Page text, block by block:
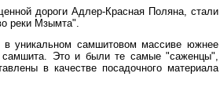
дороги Адлер-Красная Поляна, стали
реки Мзымта".
в уникальном самшитовом массиве южнее
самшита. Это и были те самые "саженцы",
в качестве посадочного материала